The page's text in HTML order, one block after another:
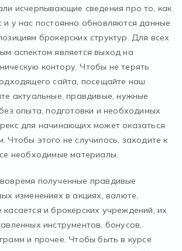
исчерпывающие сведения про то, как
у нас постоянно обновляются данные
брокерских структур. Для всех
аспектом является выход на
контору. Чтобы не терять
сайта, посещайте наш
актуальные, правдивые, нужные
опыта, подготовки и необходимых
для начинающих может оказаться
Чтобы этого не случилось, заходите к
необходимые материалы.
полученные правдивые
изменениях в акциях, валюте,
и брокерских учреждений, их
инструментов, бонусов,
и прочее. Чтобы быть в курсе